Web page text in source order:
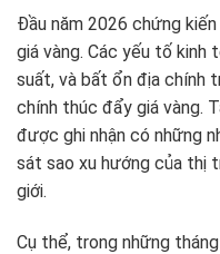
Đầu năm 2026 chứng
giá vàng. Các yếu tố kinh
suất, và bất ổn địa chính
chính thúc đẩy giá vàng.
được ghi nhận có những
sát sao xu hướng của thị
giới.
Cụ thể, trong những